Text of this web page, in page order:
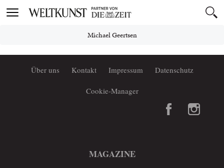
Toggle
Michael Geertsen
Über uns Kontakt Impressum Datenschutz
Cookie-Manager
MAGAZINE